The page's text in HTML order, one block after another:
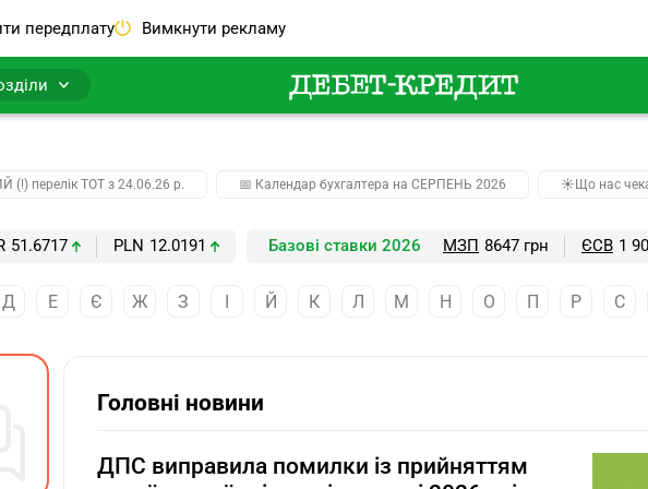
передплату Вимкнути рекламу
(!) перелік ТОТ з 24.06.26 р. 📅 Календар бухгалтера на СЕРПЕНЬ 2026 ☀️Що нас
51.6717 PLN 12.0191 Базові ставки 2026 МЗП 8647 грн ЄСВ 1
Д Е Є Ж З І Й К Л М Н О П Р С
Головні новини
ДПС виправила помилки із прийняттям